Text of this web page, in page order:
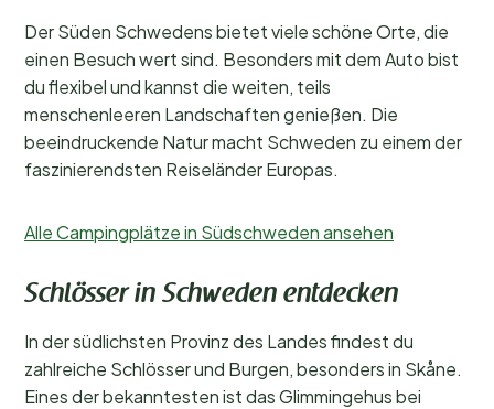
Der Süden Schwedens bietet viele schöne Orte, die
einen Besuch wert sind. Besonders mit dem Auto bist
du flexibel und kannst die weiten, teils
menschenleeren Landschaften genießen. Die
beeindruckende Natur macht Schweden zu einem der
faszinierendsten Reiseländer Europas.
Alle Campingplätze in Südschweden ansehen
Schlösser in Schweden entdecken
In der südlichsten Provinz des Landes findest du
zahlreiche Schlösser und Burgen, besonders in Skåne.
Eines der bekanntesten ist das Glimmingehus bei